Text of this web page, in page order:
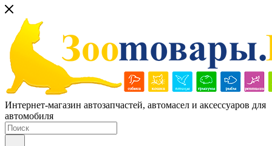
Интернет-магазин автозапчастей, автомасел и аксессуаров для
автомобиля